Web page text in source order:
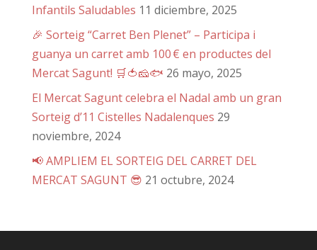
Infantils Saludables 11 diciembre, 2025
🎉 Sorteig “Carret Ben Plenet” – Participa i
guanya un carret amb 100 € en productes del
Mercat Sagunt! 🛒🍅🧀🐟 26 mayo, 2025
El Mercat Sagunt celebra el Nadal amb un gran
Sorteig d’11 Cistelles Nadalenques 29
noviembre, 2024
📢 AMPLIEM EL SORTEIG DEL CARRET DEL
MERCAT SAGUNT 😎 21 octubre, 2024